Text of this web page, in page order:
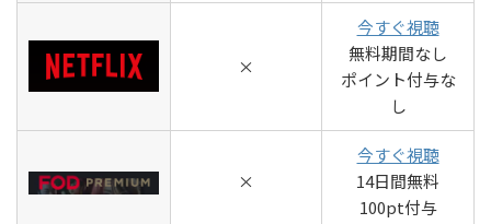
×
今すぐ視聴
無料期間なし
ポイント付与な
し
×
今すぐ視聴
14日間無料
100pt付与